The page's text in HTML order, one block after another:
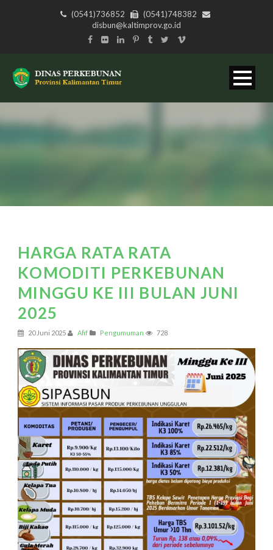
(0541)736852
(0541)748382
disbun@kaltimprov.go.id
HARGA RATA RATA
KOMODITI PERKEBUNAN
MINGGU KE III BULAN JUNI
2025
20 Juni 2025 Afif Pengumuman 728